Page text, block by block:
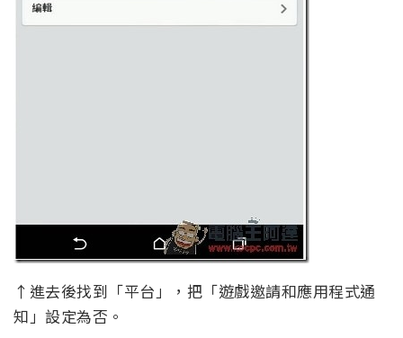
↑進去後找到「平台」，把「遊戲邀請和應用程式通
知」設定為否。